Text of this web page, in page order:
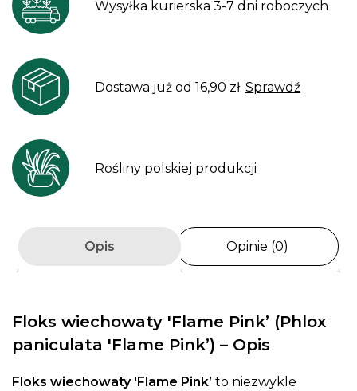
Wysyłka kurierska 3-7 dni roboczych
Dostawa już od 16,90 zł. Sprawdź
Rośliny polskiej produkcji
Opis Opinie (0)
Floks wiechowaty 'Flame Pink’ (Phlox
paniculata 'Flame Pink’) – Opis
Floks wiechowaty 'Flame Pink’ to niezwykle